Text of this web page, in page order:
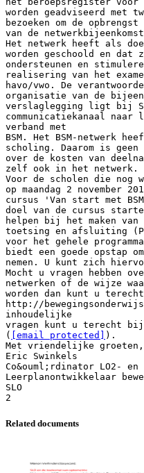
worden geadviseerd met
bezoeken om de opbrengst
van de
Het netwerk heeft als
worden geschoold en
ondersteunen en
realisering van het
havo/vwo. De
organisatie van de
verslaglegging ligt bij
communicatiekanaal
verband met
BSM. Het BSM-netwerk
scholing. Daarom is geen
over de kosten van
zelf ook in het netwerk.
Voor de scholen die nog
op maandag 2 november
cursus 'Van start met
doel van de cursus
helpen bij het maken van
toetsing en afsluiting
voor het gehele
biedt een goede opstap
nemen. U kunt zich
Mocht u vragen hebben
netwerken of de wijze
worden dan kunt u
http://
inhoudelijke
vragen kunt u terecht
(
[email protected]
).
Met vriendelijke groeten,
Eric Swinkels
Co&ouml;rdinator LO2- en
Leerplanontwikkelaar
SLO
Related documents